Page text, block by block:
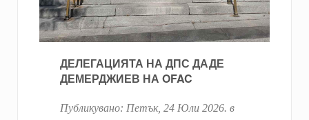
ДЕЛЕГАЦИЯТА НА ДПС ДАДЕ
ДЕМЕРДЖИЕВ НА OFAC
Публикувано: Петък, 24 Юли 2026. в